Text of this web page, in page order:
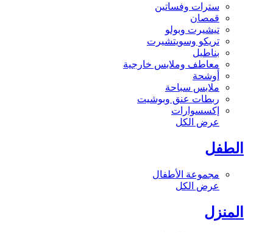
سترات وفساتين
قمصان
تيشيرت وبولو
تريكو وسويتشيرت
بناطيل
معاطف وملابس خارجية
أوشحة
ملابس سباحة
ربطات عنق وبوشيت
إكسسوارات
عرض الكل
الطفل
مجموعة الأطفال
عرض الكل
المنزل